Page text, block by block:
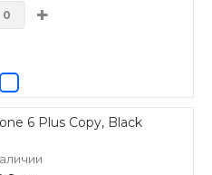
+
6 Plus Copy, Black